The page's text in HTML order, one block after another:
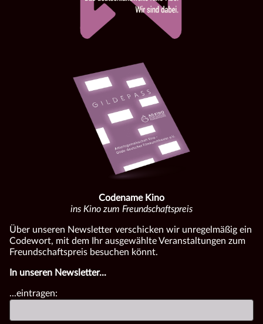
Codename Kino
ins Kino zum Freundschaftspreis
Über unseren Newsletter verschicken wir unregelmäßig ein
Codewort, mit dem Ihr ausgewählte Veranstaltungen zum
Freundschaftspreis besuchen könnt.
In unseren Newsletter...
...eintragen: